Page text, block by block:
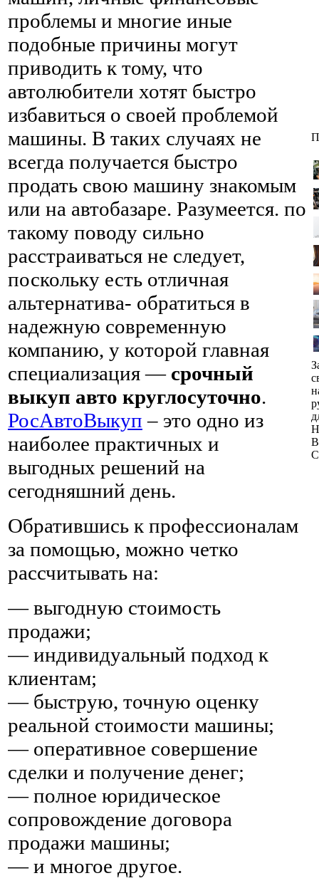
проблемы и многие иные
подобные причины могут
приводить к тому, что
автолюбители хотят быстро
избавиться о своей проблемой
машины. В таких случаях не
всегда получается быстро
продать свою машину знакомым
или на автобазаре. Разумеется. по
такому поводу сильно
расстраиваться не следует,
поскольку есть отличная
альтернатива- обратиться в
надежную современную
компанию, у которой главная
специализация — срочный
выкуп авто круглосуточно.
РосАвтоВыкуп – это одно из
наиболее практичных и
выгодных решений на
сегодняшний день.
Обратившись к профессионалам
за помощью, можно четко
рассчитывать на:
— выгодную стоимость
продажи;
— индивидуальный подход к
клиентам;
— быструю, точную оценку
реальной стоимости машины;
— оперативное совершение
сделки и получение денег;
— полное юридическое
сопровождение договора
продажи машины;
— и многое другое.